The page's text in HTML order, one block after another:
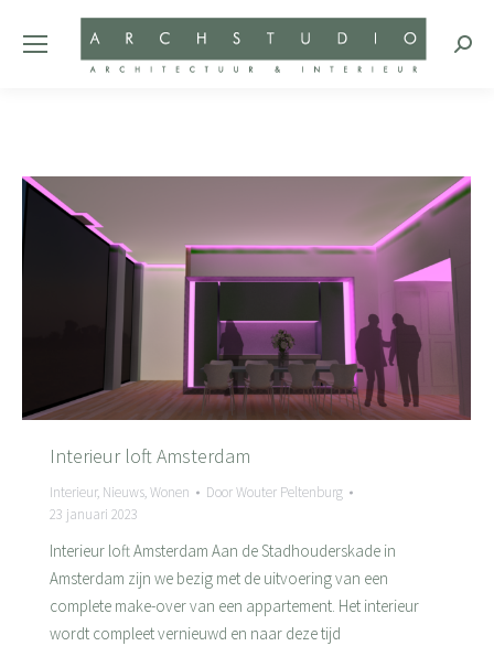
Interieur loft Amsterdam
Interieur, Nieuws,Wonen DoorWouter Peltenburg
23 januari 2023
Interieur loft Amsterdam Aan de Stadhouderskade in
Amsterdam zijn we bezig met de uitvoering van een
complete make-over van een appartement. Het interieur
wordt compleet vernieuwd en naar deze tijd